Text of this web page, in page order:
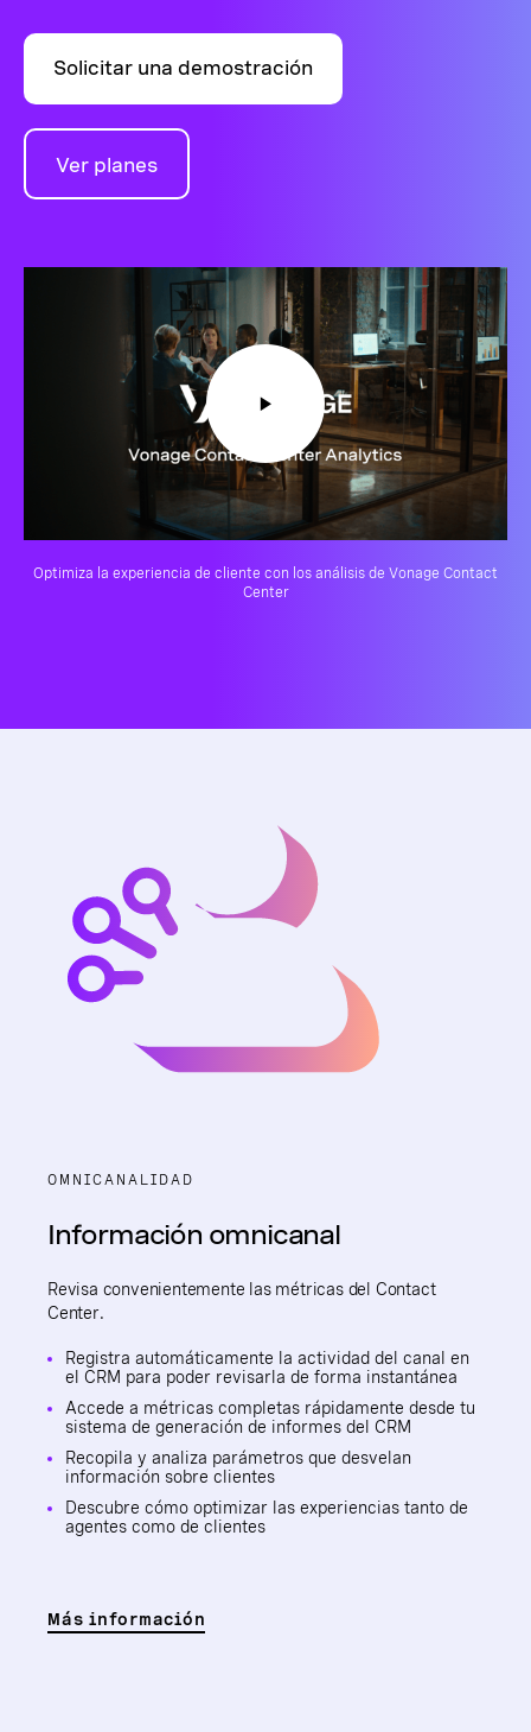
Solicitar una demostración
Ver planes
Optimiza la experiencia de cliente con los análisis de Vonage Contact
Center
OMNICANALIDAD
Información omnicanal
Revisa convenientemente las métricas del Contact
Center.
Registra automáticamente la actividad del canal en
el CRM para poder revisarla de forma instantánea
Accede a métricas completas rápidamente desde tu
sistema de generación de informes del CRM
Recopila y analiza parámetros que desvelan
información sobre clientes
Descubre cómo optimizar las experiencias tanto de
agentes como de clientes
Más información